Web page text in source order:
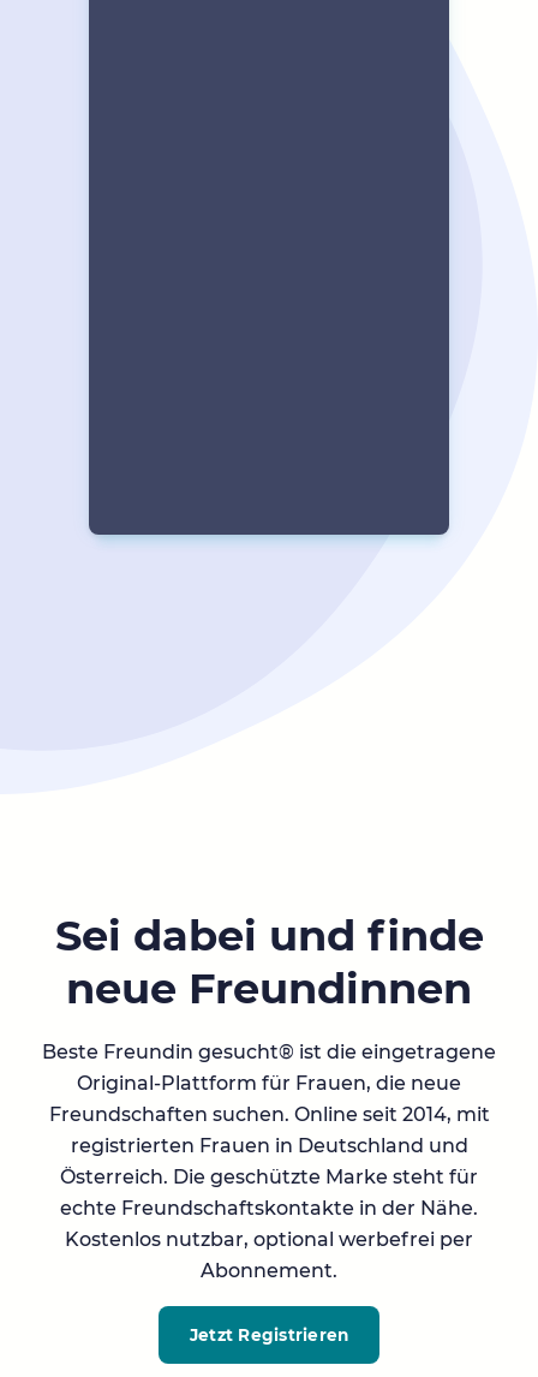
Sei dabei und finde
neue Freundinnen
Beste Freundin gesucht® ist die eingetragene
Original-Plattform für Frauen, die neue
Freundschaften suchen. Online seit 2014, mit
registrierten Frauen in Deutschland und
Österreich. Die geschützte Marke steht für
echte Freundschaftskontakte in der Nähe.
Kostenlos nutzbar, optional werbefrei per
Abonnement.
Jetzt Registrieren